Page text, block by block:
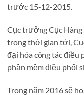
trước 15-12-2015.
Cục trưởng Cục Hàng
trong thời gian tới,
đại hóa công tác điều
phần mềm điều phối
Trong năm 2016 sẽ